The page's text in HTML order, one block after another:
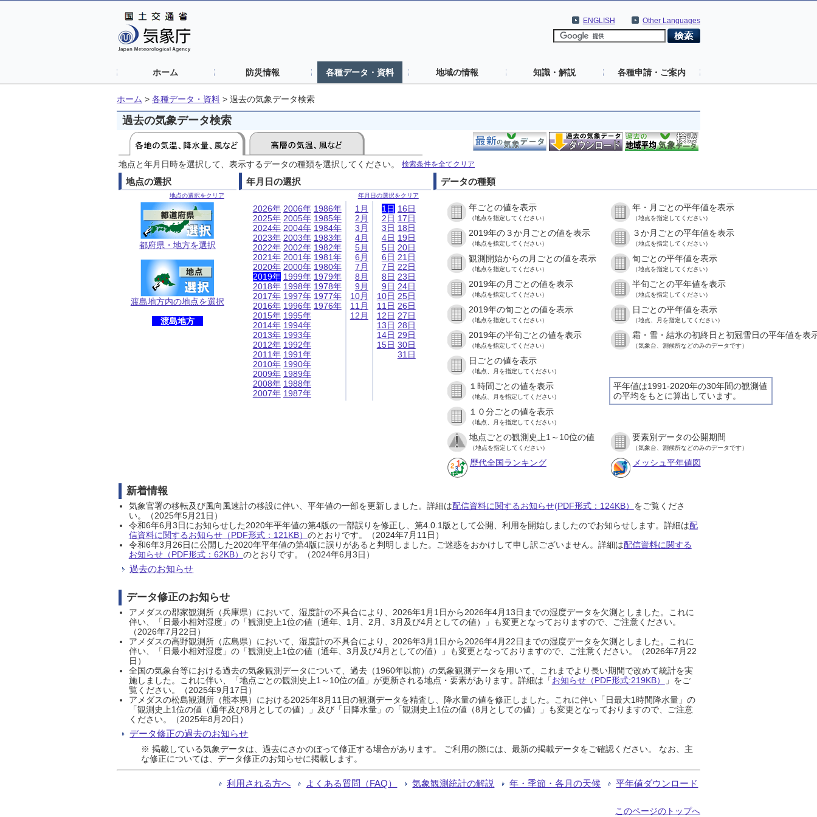
Other Languages
ENGLISH
ホーム 防災情報 各種データ・資料 地域の情報 知識・解説 各種申請・ご案内
ホーム > 各種データ・資料 > 過去の気象データ検索
過去の気象データ検索
地点と年月日時を選択して、表示するデータの種類を選択してください。 検索条件を全てクリア
地点の選択
地点の選択をクリア
都府県・地方を選択
渡島地方内の地点を選択
渡島地方
年月日の選択
年月日の選択をクリア
2026年
2025年
2024年
2023年
2022年
2021年
2020年
2019年
2018年
2017年
2016年
2015年
2014年
2013年
2012年
2011年
2010年
2009年
2008年
2007年
2006年
2005年
2004年
2003年
2002年
2001年
2000年
1999年
1998年
1997年
1996年
1995年
1994年
1993年
1992年
1991年
1990年
1989年
1988年
1987年
1986年
1985年
1984年
1983年
1982年
1981年
1980年
1979年
1978年
1977年
1976年
1月
2月
3月
4月
5月
6月
7月
8月
9月
10月
11月
12月
1日
2日
3日
4日
5日
6日
7日
8日
9日
10日
11日
12日
13日
14日
15日
16日
17日
18日
19日
20日
21日
22日
23日
24日
25日
26日
27日
28日
29日
30日
31日
データの種類
年ごとの値を表示
（地点を指定してください）
年・月ごとの平年値を表示
（地点を指定してください）
2019年の３か月ごとの値を表示
（地点を指定してください）
３か月ごとの平年値を表示
（地点を指定してください）
観測開始からの月ごとの値を表示
（地点を指定してください）
旬ごとの平年値を表示
（地点を指定してください）
2019年の月ごとの値を表示
（地点を指定してください）
半旬ごとの平年値を表示
（地点を指定してください）
2019年の旬ごとの値を表示
（地点を指定してください）
日ごとの平年値を表示
（地点、月を指定してください）
2019年の半旬ごとの値を表示
（地点を指定してください）
霜・雪・結氷の初終日と初冠雪日の平年値を表
（気象台、測候所などのみのデータです）
日ごとの値を表示
（地点、月を指定してください）
平年値は1991-2020年の30年間の観測値
の平均をもとに算出しています。
１時間ごとの値を表示
（地点、月を指定してください）
１０分ごとの値を表示
（地点、月を指定してください）
地点ごとの観測史上1～10位の値
（地点を指定してください）
要素別データの公開期間
（気象台、測候所などのみのデータです）
歴代全国ランキング メッシュ平年値図
新着情報
気象官署の移転及び風向風速計の移設に伴い、平年値の一部を更新しました。詳細は配信資料に関するお知らせ(PDF形式：124KB） をご覧くださ
い。（2025年5月21日）
令和6年6月3日にお知らせした2020年平年値の第4版の一部誤りを修正し、第4.0.1版として公開、利用を開始しましたのでお知らせします。詳細は配
信資料に関するお知らせ（PDF形式：121KB） のとおりです。（2024年7月11日）
令和6年3月26日に公開した2020年平年値の第4版に誤りがあると判明しました。ご迷惑をおかけして申し訳ございません。詳細は配信資料に関する
お知らせ（PDF形式：62KB） のとおりです。（2024年6月3日）
過去のお知らせ
データ修正のお知らせ
アメダスの郡家観測所（兵庫県）において、湿度計の不具合により、2026年1月1日から2026年4月13日までの湿度データを欠測としました。これに
伴い、「日最小相対湿度」の「観測史上1位の値（通年、1月、2月、3月及び4月としての値）」も変更となっておりますので、ご注意ください。
（2026年7月22日）
アメダスの高野観測所（広島県）において、湿度計の不具合により、2026年3月1日から2026年4月22日までの湿度データを欠測としました。これに
伴い、「日最小相対湿度」の「観測史上1位の値（通年、3月及び4月としての値）」も変更となっておりますので、ご注意ください。（2026年7月22
日）
全国の気象台等における過去の気象観測データについて、過去（1960年以前）の気象観測データを用いて、これまでより長い期間で改めて統計を実
施しました。これに伴い、「地点ごとの観測史上1～10位の値」が更新される地点・要素があります。詳細は「お知らせ（PDF形式:219KB）
」をご
覧ください。（2025年9月17日）
アメダスの松島観測所（熊本県）における2025年8月11日の観測データを精査し、降水量の値を修正しました。これに伴い「日最大1時間降水量」の
「観測史上1位の値（通年及び8月としての値）」及び「日降水量」の「観測史上1位の値（8月としての値）」も変更となっておりますので、ご注意
ください。（2025年8月20日）
データ修正の過去のお知らせ
※ 掲載している気象データは、過去にさかのぼって修正する場合があります。 ご利用の際には、最新の掲載データをご確認ください。 なお、主
な修正については、データ修正のお知らせに掲載します。
利用される方へ よくある質問（FAQ） 気象観測統計の解説 年・季節・各月の天候 平年値ダウンロード
このページのトップへ